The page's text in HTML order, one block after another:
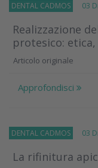
DENTAL CADMOS 03
Realizzazione
protesico:
Articolo originale
Approfondisci
DENTAL CADMOS 03
La rifinitura